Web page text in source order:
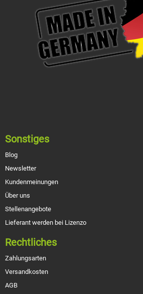
Sonstiges
Blog
Newsletter
Kundenmeinungen
Über uns
Stellenangebote
Lieferant werden bei Lizenzo
Rechtliches
Zahlungsarten
Versandkosten
AGB